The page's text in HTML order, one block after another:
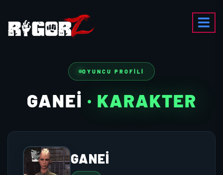
OYUNCU PROFILI
GANEI · KARAKTER
GANEI